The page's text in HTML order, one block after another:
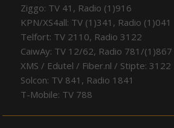
Ziggo: TV 41, Radio (1)916
KPN/XS4all: TV (1)341, Radio (1)041
Telfort: TV 2110, Radio 3122
CaiwAy: TV 12/62, Radio 781/(1)867
XMS / Edutel / Fiber.nl / Stipte: 3122
Solcon: TV 841, Radio 1841
T-Mobile: TV 788